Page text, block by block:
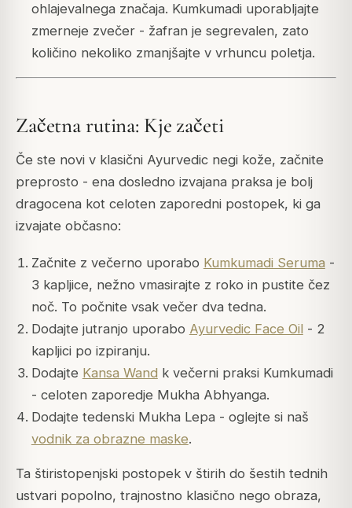
ohlajevalnega značaja. Kumkumadi uporabljajte
zmerneje zvečer - žafran je segrevalen, zato
količino nekoliko zmanjšajte v vrhuncu poletja.
Začetna rutina: Kje začeti
Če ste novi v klasični Ayurvedic negi kože, začnite
preprosto - ena dosledno izvajana praksa je bolj
dragocena kot celoten zaporedni postopek, ki ga
izvajate občasno:
Začnite z večerno uporabo Kumkumadi Seruma -
3 kapljice, nežno vmasirajte z roko in pustite čez
noč. To počnite vsak večer dva tedna.
Dodajte jutranjo uporabo Ayurvedic Face Oil - 2
kapljici po izpiranju.
Dodajte Kansa Wand k večerni praksi Kumkumadi
- celoten zaporedje Mukha Abhyanga.
Dodajte tedenski Mukha Lepa - oglejte si naš
vodnik za obrazne maske.
Ta štiristopenjski postopek v štirih do šestih tednih
ustvari popolno, trajnostno klasično nego obraza,